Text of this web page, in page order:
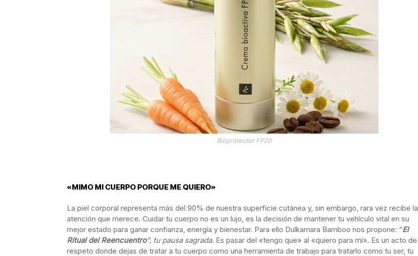
Bioprotector FP20
«MIMO MI CUERPO PORQUE ME QUIERO»
La piel corporal representa más del 90% de nuestra superficie cutánea y, sin embargo, rara vez recibe la
atención que merece. Cuidar tu cuerpo no es un lujo, es la decisión de mantener tu vehículo vital en su
mejor estado para ganar confianza, energía y bienestar. Para ello Dulkamara Bamboo nos propone: “El
Ritual del Reencuentro”, tu pausa sagrada. Es pasar del «tengo que» al «quiero para mí». Es un acto de
respeto donde dejas de tratar a tu cuerpo como una herramienta de trabajo para tratarlo como tu ser, tu